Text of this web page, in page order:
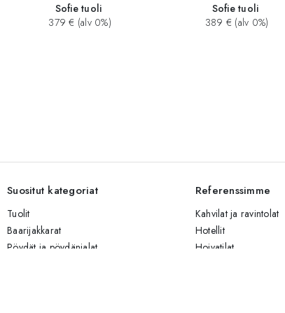
Sofie tuoli
379 € (alv 0%)
Sofie tuoli
389 € (alv 0%)
Suositut kategoriat
Tuolit
Baarijakkarat
Pöydät ja pöydänjalat
Referenssimme
Kahvilat ja ravintolat
Hotellit
Hoivatilat